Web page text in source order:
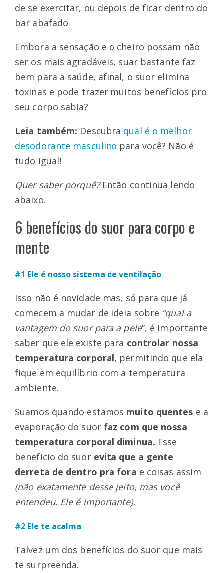
de se exercitar, ou depois de ficar dentro do
bar abafado.
Embora a sensação e o cheiro possam não
ser os mais agradáveis, suar bastante faz
bem para a saúde, afinal, o suor elimina
toxinas e pode trazer muitos benefícios pro
seu corpo sabia?
Leia também: Descubra qual é o melhor
desodorante masculino para você? Não é
tudo igual!
Quer saber porquê?Então continua lendo
abaixo.
6 benefícios do suor para corpo e
mente
#1 Ele é nosso sistema de ventilação
Isso não é novidade mas, só para que já
comecem a mudar de ideia sobre “qual a
vantagem do suor para a pele“, é importante
saber que ele existe para controlar nossa
temperatura corporal, permitindo que ela
fique em equilíbrio com a temperatura
ambiente.
Suamos quando estamos muito quentes e a
evaporação do suor faz com que nossa
temperatura corporal diminua. Esse
beneficio do suorevita que a gente
derreta de dentro pra fora e coisas assim
(não exatamente desse jeito, mas você
entendeu. Ele é importante).
#2 Ele te acalma
Talvez um dos benefícios do suor que mais
te surpreenda.